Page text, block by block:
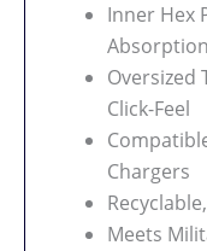
Inner Hex
Absorption
Oversized
Click-Feel
Chargers
Meets